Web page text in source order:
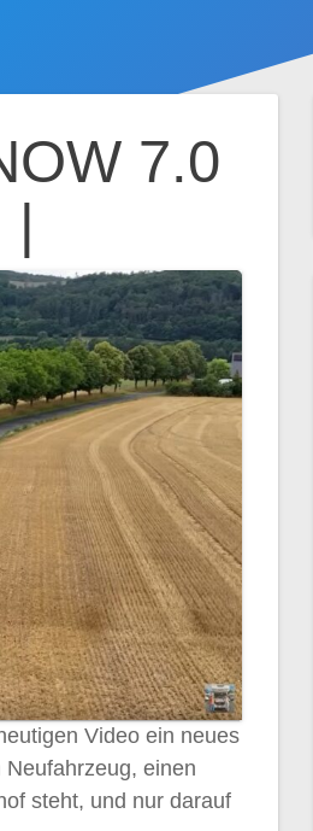
7.0
Video ein neues
einen
steht, und nur darauf